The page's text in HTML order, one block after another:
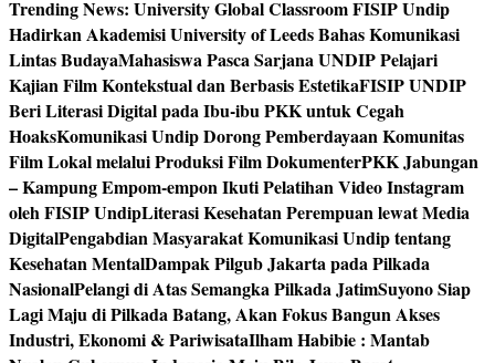
Trending News: University Global Classroom FISIP Undip
Hadirkan Akademisi University of Leeds Bahas Komunikasi
Lintas BudayaMahasiswa Pasca Sarjana UNDIP Pelajari
Kajian Film Kontekstual dan Berbasis EstetikaFISIP UNDIP
Beri Literasi Digital pada Ibu-ibu PKK untuk Cegah
HoaksKomunikasi Undip Dorong Pemberdayaan Komunitas
Film Lokal melalui Produksi Film DokumenterPKK Jabungan
– Kampung Empom-empon Ikuti Pelatihan Video Instagram
oleh FISIP UndipLiterasi Kesehatan Perempuan lewat Media
DigitalPengabdian Masyarakat Komunikasi Undip tentang
Kesehatan MentalDampak Pilgub Jakarta pada Pilkada
NasionalPelangi di Atas Semangka Pilkada JatimSuyono Siap
Lagi Maju di Pilkada Batang, Akan Fokus Bangun Akses
Industri, Ekonomi & PariwisataIlham Habibie : Mantab